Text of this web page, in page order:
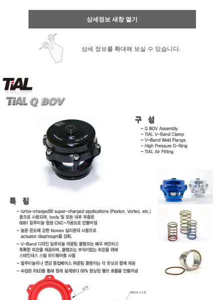
상세정보 새창 열기
상세 정보를 확대해 보실 수 있습니다.